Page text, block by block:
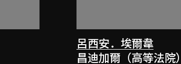
呂西安．埃爾韋
昌迪加爾（高等法院）